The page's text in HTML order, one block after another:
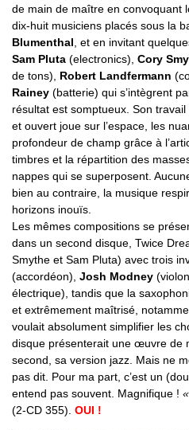
de main de maître en convoquant
dix-huit musiciens placés sous la
Blumenthal , et en invitant
Sam Pluta (electronics), Cory
de tons), Robert Landfermann
Rainey (batterie) qui s’intègrent
résultat est somptueux. Son
et ouvert joue sur l’espace, les
profondeur de champ grâce à
timbres et la répartition des
nappes qui se superposent.
bien au contraire, la musique
horizons inouïs.
Les mêmes compositions se
dans un second disque, Twice
Smythe et Sam Pluta) avec trois
(accordéon), Josh Modney
électrique), tandis que la
et extrêmement maîtrisé,
voulait absolument simplifier les
disque présenterait une œuvre de
second, sa version jazz. Mais ne
pas dit. Pour ma part, c’est un
entend pas souvent. Magnifique !
(2-CD 355). OUI !